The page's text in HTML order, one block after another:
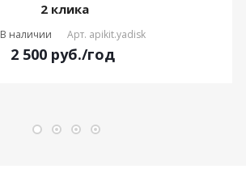
2 клика
В наличии Арт. apikit.yadisk
2 500 руб./год